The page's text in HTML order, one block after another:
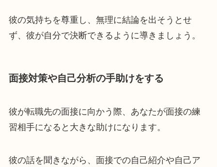
彼の気持ちを尊重し、無理に結論を出そうとせ
ず、彼が自分で決断できるように導きましょう。
面接対策や自己分析の手助けをする
彼が転職先の面接に向かう際、あなたが面接の練
習相手になると大きな助けになります。
彼の話を聞きながら、面接での自己紹介や自己ア